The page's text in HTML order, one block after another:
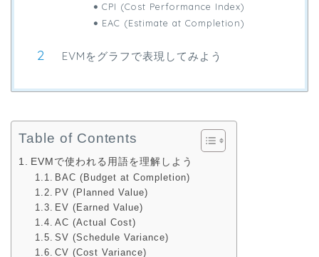
CPI (Cost Performance Index)
EAC (Estimate at Completion)
EVMをグラフで表現してみよう
Table of Contents
EVMで使われる用語を理解しよう
BAC (Budget at Completion)
PV (Planned Value)
EV (Earned Value)
AC (Actual Cost)
SV (Schedule Variance)
CV (Cost Variance)